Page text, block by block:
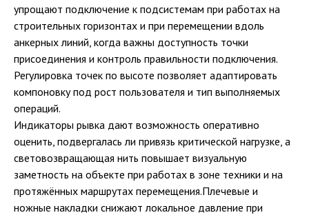
упрощают подключение к подсистемам при работах на
строительных горизонтах и при перемещении вдоль
анкерных линий, когда важны доступность точки
присоединения и контроль правильности подключения.
Регулировка точек по высоте позволяет адаптировать
компоновку под рост пользователя и тип выполняемых
операций.
Индикаторы рывка дают возможность оперативно
оценить, подвергалась ли привязь критической нагрузке, а
световозвращающая нить повышает визуальную
заметность на объекте при работах в зоне техники и на
протяжённых маршрутах перемещения.Плечевые и
ножные накладки снижают локальное давление при